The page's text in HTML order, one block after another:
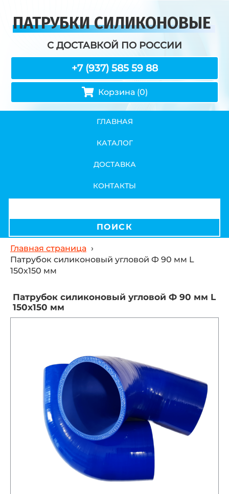
ПАТРУБКИ СИЛИКОНОВЫЕ
С ДОСТАВКОЙ ПО РОССИИ
+7 (937) 585 59 88
Корзина (0)
ГЛАВНАЯ
КАТАЛОГ
ДОСТАВКА
КОНТАКТЫ
ПОИСК
Главная страница ›
Патрубок силиконовый угловой Ф 90 мм L
150х150 мм
Патрубок силиконовый угловой Ф 90 мм L
150х150 мм